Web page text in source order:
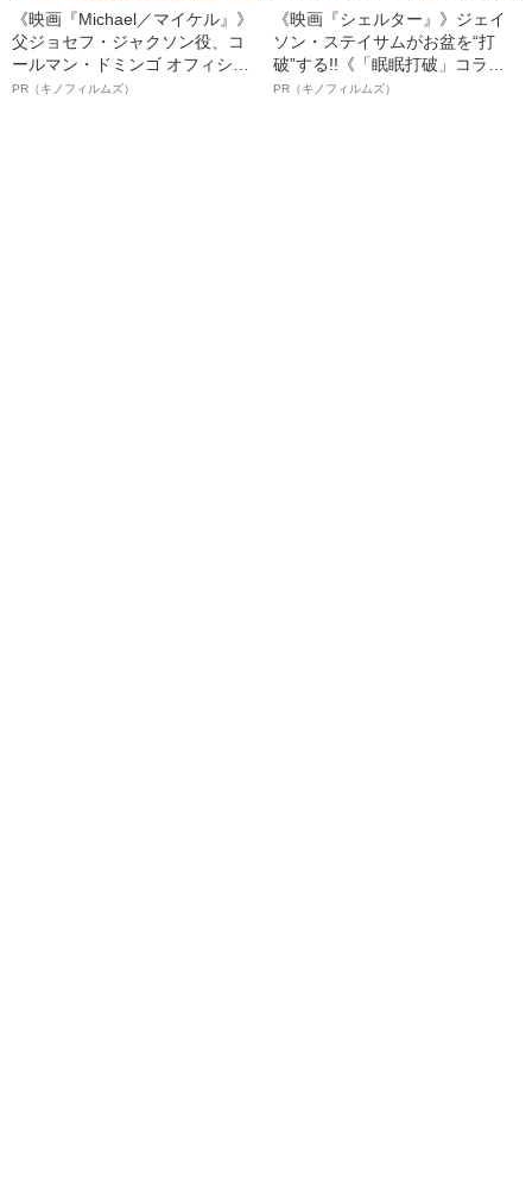
《映画『Michael／マイケル』》
父ジョセフ・ジャクソン役、コ
ールマン・ドミンゴ オフィシャ
ルインタビュー“観客を魅了した
PR（キノフィルムズ）
《映画『シェルター』》ジェイ
ソン・ステイサムがお盆を“打
破”する!!《「眠眠打破」コラ
ボ》
PR（キノフィルムズ）